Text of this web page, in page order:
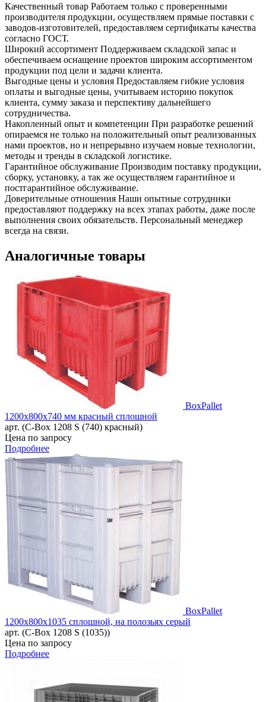
Качественный товар Работаем только с проверенными
производителя продукции, осуществляем прямые поставки с
заводов-изготовителей, предоставляем сертификаты качества
согласно ГОСТ.
Широкий ассортимент Поддерживаем складской запас и
обеспечиваем оснащение проектов широким ассортиментом
продукции под цели и задачи клиента.
Выгодные цены и условия Предоставляем гибкие условия
оплаты и выгодные цены, учитываем историю покупок
клиента, сумму заказа и перспективу дальнейшего
сотрудничества.
Накопленный опыт и компетенции При разработке решений
опираемся не только на положительный опыт реализованных
нами проектов, но и непрерывно изучаем новые технологии,
методы и тренды в складской логистике.
Гарантийное обслуживание Производим поставку продукции,
сборку, установку, а так же осуществляем гарантийное и
постгарантийное обслуживание.
Доверительные отношения Наши опытные сотрудники
предоставляют поддержку на всех этапах работы, даже после
выполнения своих обязательств. Персональный менеджер
всегда на связи.
Аналогичные товары
BoxPallet
1200х800х740 мм красный сплошной
арт. (C-Box 1208 S (740) красный)
Цена по запросу
Подробнее
BoxPallet
1200х800х1035 сплошной, на полозьях серый
арт. (C-Box 1208 S (1035))
Цена по запросу
Подробнее